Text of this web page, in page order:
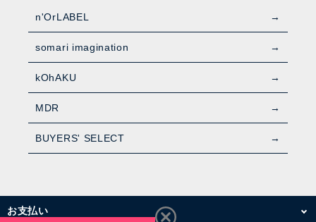
n'OrLABEL
somari imagination
kOhAKU
MDR
BUYERS' SELECT
お支払い